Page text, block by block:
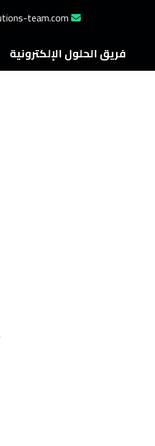
فريق الحلول الإلكترونية